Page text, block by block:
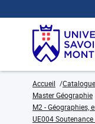
Accueil
Master Géographie
M2 - Géographies,
UE004